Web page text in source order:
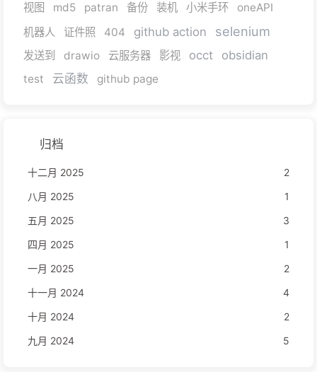
视图
md5 patran 备份 装机 小米手环
oneAPI
机器人
证件照 404 github action selenium
发送到 drawio 云服务器 影视 occt obsidian
test 云函数 github page
归档
十二月 2025
2
八月 2025
1
五月 2025
3
四月 2025
1
一月 2025
2
十一月 2024
4
十月 2024
2
九月 2024
5